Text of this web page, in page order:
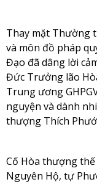
Thay mặt Thường
và môn đồ pháp
Đạo đã dâng lời
Đức Trưởng lão
Trung ương
nguyện và dành
thượng Thích
Cố Hòa thượng thế
Nguyên Hộ, tự